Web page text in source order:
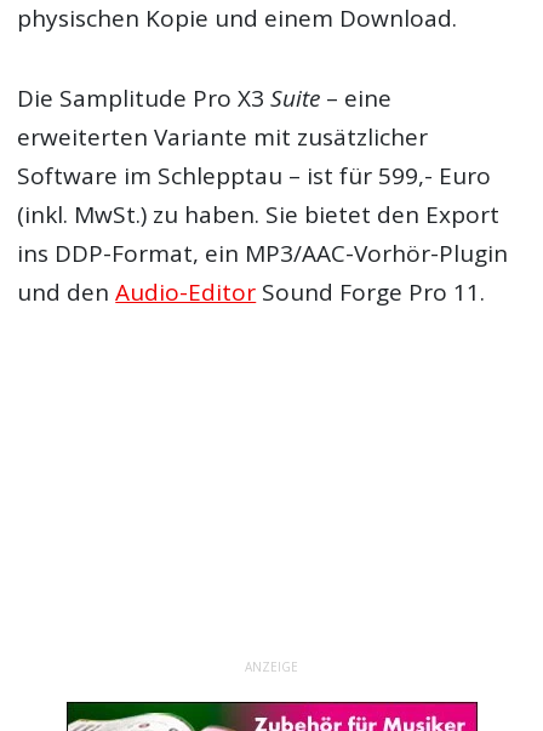
physischen Kopie und einem Download.
Die Samplitude Pro X3Suite – eine
erweiterten Variante mit zusätzlicher
Software im Schlepptau – ist für 599,- Euro
(inkl. MwSt.) zu haben. Sie bietet den Export
ins DDP-Format, ein MP3/AAC-Vorhör-Plugin
und denAudio-Editor Sound Forge Pro 11.
ANZEIGE